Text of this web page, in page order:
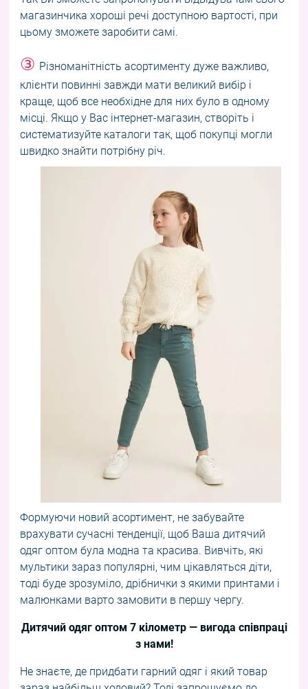
магазинчика хороші речі доступною вартості, при
цьому зможете заробити самі.
③ Різноманітність асортименту дуже важливо,
клієнти повинні завжди мати великий вибір і
краще, щоб все необхідне для них було в одному
місці. Якщо у Вас інтернет-магазин, створіть і
систематизуйте каталоги так, щоб покупці могли
швидко знайти потрібну річ.
Формуючи новий асортимент, не забувайте
врахувати сучасні тенденції, щоб Ваша дитячий
одяг оптом була модна та красива. Вивчіть, які
мультики зараз популярні, чим цікавляться діти,
тоді буде зрозуміло, дрібнички з якими принтами і
малюнками варто замовити в першу чергу.
Дитячий одяг оптом 7 кілометр — вигода співпраці
з нами!
Не знаєте, де придбати гарний одяг і який товар